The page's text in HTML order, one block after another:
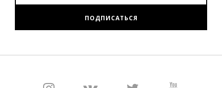
ПОДПИСАТЬСЯ